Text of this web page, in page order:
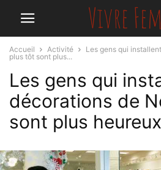
Accueil Activité
Les gens qui
plus tôt sont plus...
Les gens qui
décorations de
sont plus